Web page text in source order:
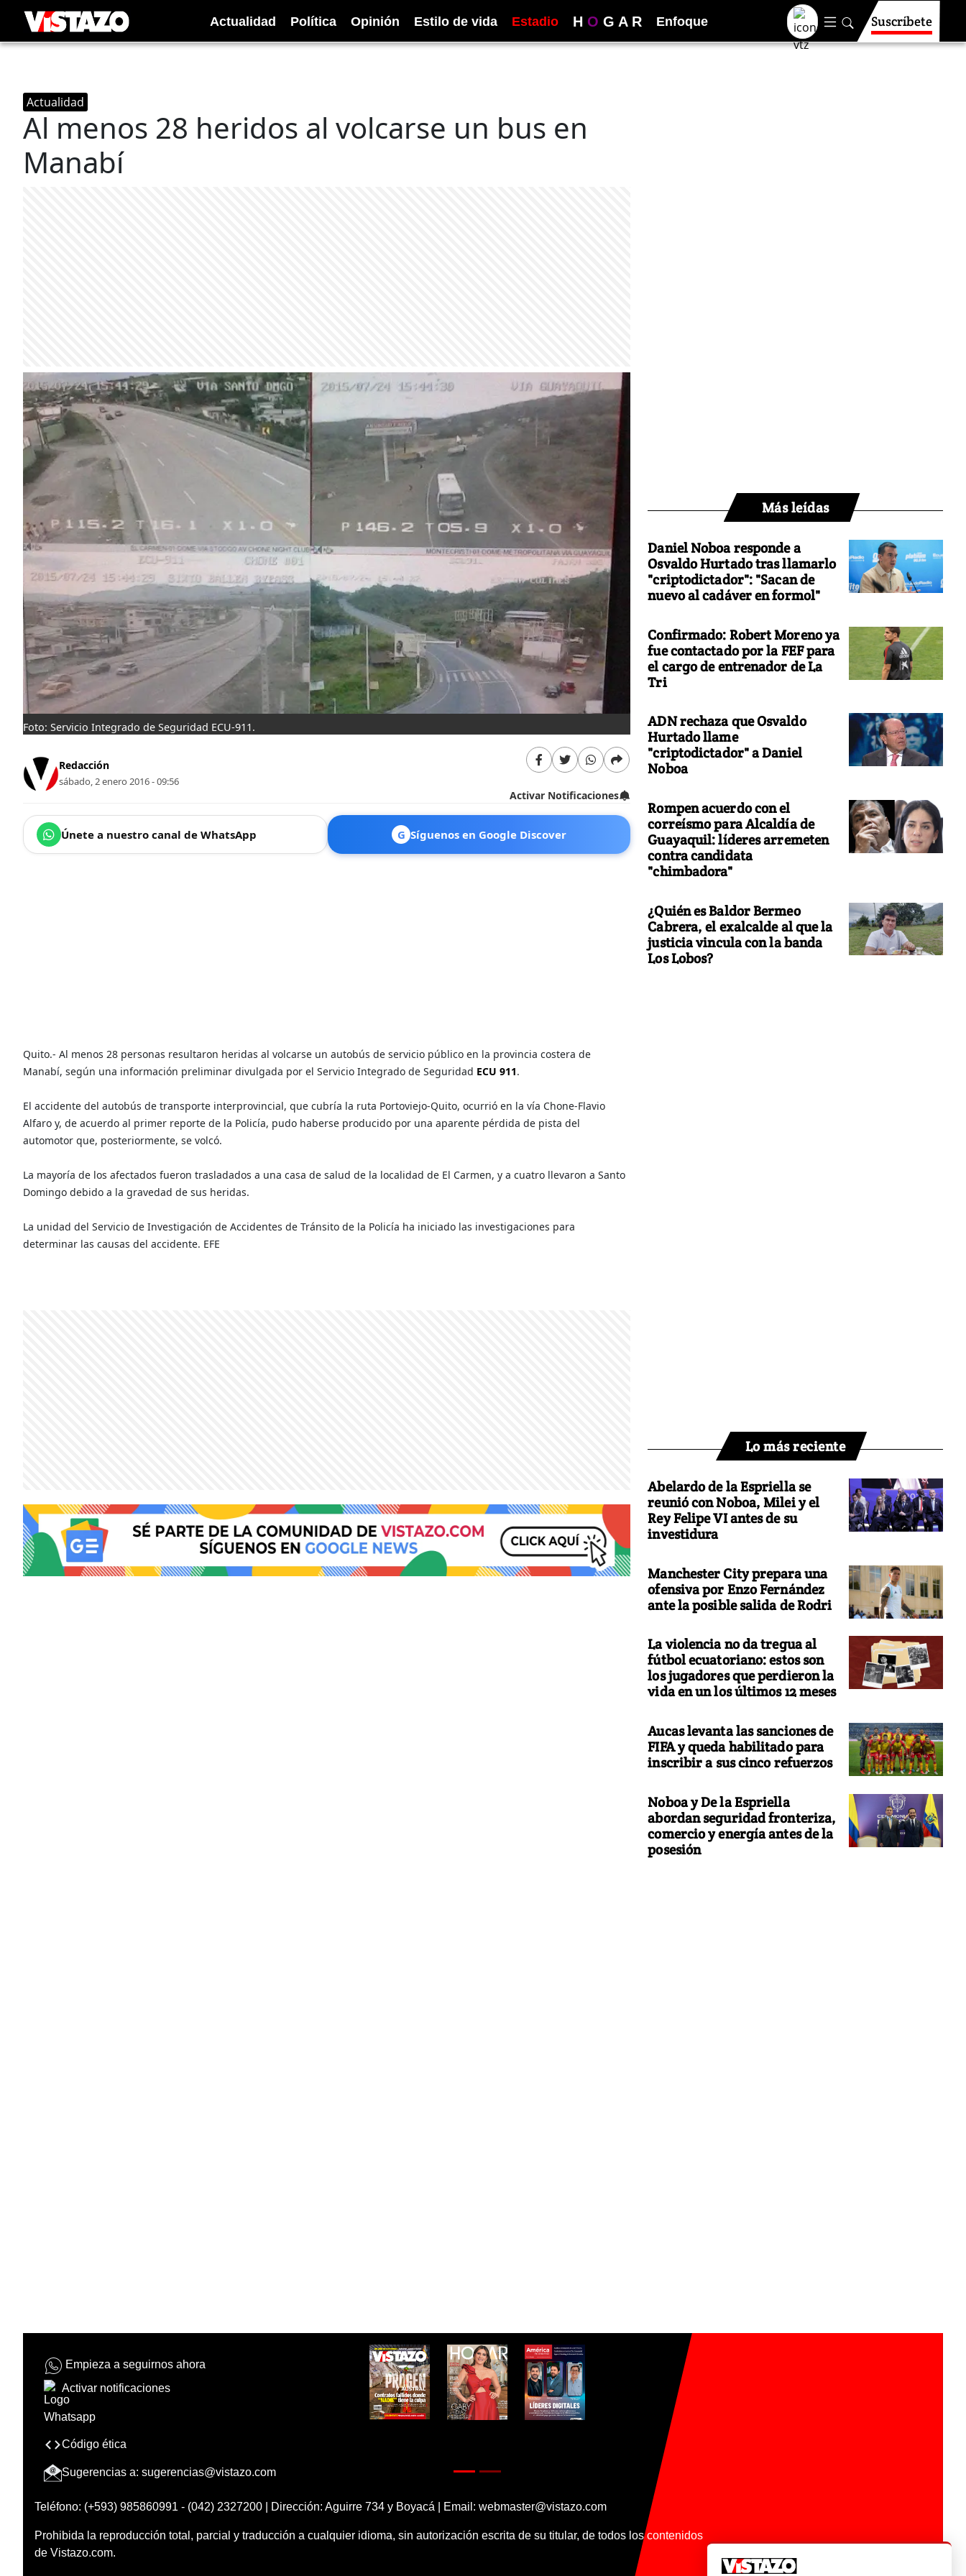
Actualidad Política Opinión Estilo de vida Estadio H O G A R Enfoque Suscríbete
Actualidad
Al menos 28 heridos al volcarse un bus en
Manabí
Foto: Servicio Integrado de Seguridad ECU-911.
Redacción
sábado, 2 enero 2016 - 09:56
Activar Notificaciones
Únete a nuestro canal de WhatsApp G Síguenos en Google Discover
Quito.- Al menos 28 personas resultaron heridas al volcarse un autobús de servicio público en la provincia costera de
Manabí, según una información preliminar divulgada por el Servicio Integrado de Seguridad ECU 911.
El accidente del autobús de transporte interprovincial, que cubría la ruta Portoviejo-Quito, ocurrió en la vía Chone-Flavio
Alfaro y, de acuerdo al primer reporte de la Policía, pudo haberse producido por una aparente pérdida de pista del
automotor que, posteriormente, se volcó.
La mayoría de los afectados fueron trasladados a una casa de salud de la localidad de El Carmen, y a cuatro llevaron a Santo
Domingo debido a la gravedad de sus heridas.
La unidad del Servicio de Investigación de Accidentes de Tránsito de la Policía ha iniciado las investigaciones para
determinar las causas del accidente. EFE
Más leídas
Daniel Noboa responde a
Osvaldo Hurtado tras llamarlo
"criptodictador": "Sacan de
nuevo al cadáver en formol"
Confirmado: Robert Moreno ya
fue contactado por la FEF para
el cargo de entrenador de La
Tri
ADN rechaza que Osvaldo
Hurtado llame
"criptodictador" a Daniel
Noboa
Rompen acuerdo con el
correísmo para Alcaldía de
Guayaquil: líderes arremeten
contra candidata
"chimbadora"
¿Quién es Baldor Bermeo
Cabrera, el exalcalde al que la
justicia vincula con la banda
Los Lobos?
Lo más reciente
Abelardo de la Espriella se
reunió con Noboa, Milei y el
Rey Felipe VI antes de su
investidura
Manchester City prepara una
ofensiva por Enzo Fernández
ante la posible salida de Rodri
La violencia no da tregua al
fútbol ecuatoriano: estos son
los jugadores que perdieron la
vida en un los últimos 12 meses
Aucas levanta las sanciones de
FIFA y queda habilitado para
inscribir a sus cinco refuerzos
Noboa y De la Espriella
abordan seguridad fronteriza,
comercio y energía antes de la
posesión
Empieza a seguirnos ahora
Activar notificaciones
Código ética
Sugerencias a: sugerencias@vistazo.com
Teléfono: (+593) 985860991 - (042) 2327200 | Dirección: Aguirre 734 y Boyacá | Email: webmaster@vistazo.com
Prohibida la reproducción total, parcial y traducción a cualquier idioma, sin autorización escrita de su titular, de todos los contenidos
de Vistazo.com.